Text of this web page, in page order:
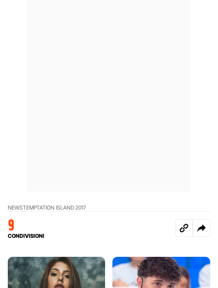
NEWSTEMPTATION ISLAND 2017
9
CONDIVISIONI